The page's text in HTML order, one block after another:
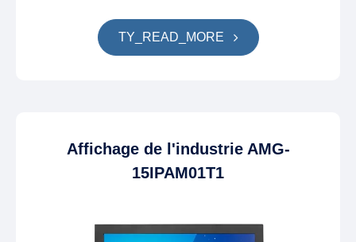
TY_READ_MORE
Affichage de l'industrie AMG-
15IPAM01T1